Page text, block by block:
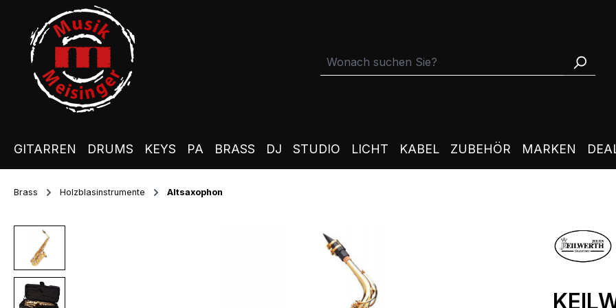
Hauptinhalt springen
Zur Suche springen
Zur Hauptnavigation springen
GITARREN DRUMS KEYS PA BRASS DJ STUDIO LICHT KABEL ZUBEHÖR MARKEN
Brass Holzblasinstrumente Altsaxophon
Bildergalerie überspringen